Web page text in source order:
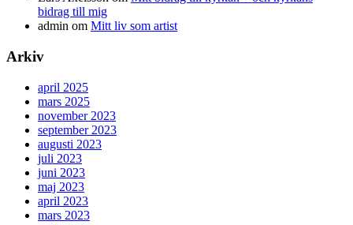
bidrag till mig
admin om Mitt liv som artist
Arkiv
april 2025
mars 2025
november 2023
september 2023
augusti 2023
juli 2023
juni 2023
maj 2023
april 2023
mars 2023